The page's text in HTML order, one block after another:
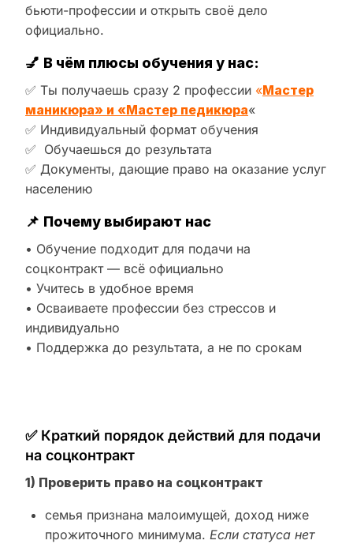
бьюти-профессии и открыть своё дело
официально.
💅 В чём плюсы обучения у нас:
✅ Ты получаешь сразу 2 профессии «Мастер
маникюра» и «Мастер педикюра«
✅ Индивидуальный формат обучения
✅ Обучаешься до результата
✅ Документы, дающие право на оказание услуг
населению
📌 Почему выбирают нас
• Обучение подходит для подачи на
соцконтракт — всё официально
• Учитесь в удобное время
• Осваиваете профессии без стрессов и
индивидуально
• Поддержка до результата, а не по срокам
✅ Краткий порядок действий для подачи
на соцконтракт
1) Проверить право на соцконтракт
семья признана малоимущей, доход ниже
прожиточного минимума. Если статуса нет